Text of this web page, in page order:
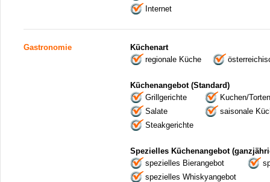
Internet
Gastronomie
Küchenart
regionale Küche
Küchenangebot (Standard)
Grillgerichte
Kuchen/
Salate
saisonale
Steakgerichte
Spezielles Küchenangebot
spezielles Bierangebot
spezielles Whiskyangebot